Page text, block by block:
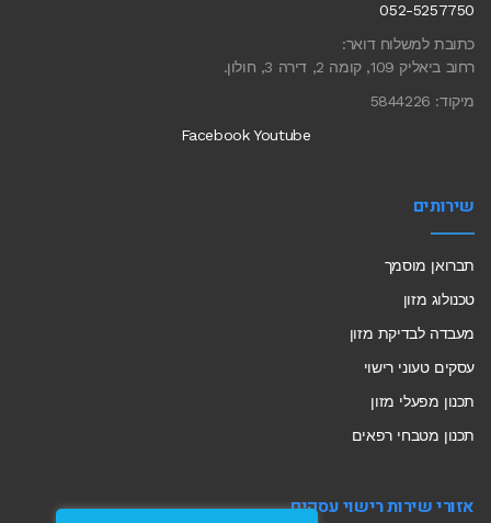
052-5257750
כתובת למשלוח דואר:
רחוב ביאליק 109, קומה 2, דירה 3, חולון.
מיקוד: 5844226
Facebook Youtube
שירותים
תברואן מוסמך
טכנולוג מזון
מעבדה לבדיקת מזון
עסקים טעוני רישוי
תכנון מפעלי מזון
תכנון מטבחי רפאים
אזורי שירות רישוי עסקים